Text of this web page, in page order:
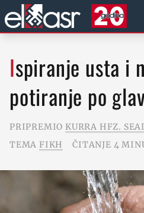
Ispiranje usta i nosa, i
potiranje po
PRIPREMIO KURRA HFZ.
TEMA FIKH ČITANJE 4